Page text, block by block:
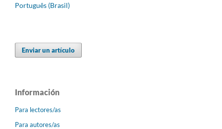
Português (Brasil)
Enviar un artículo
Información
Para lectores/as
Para autores/as